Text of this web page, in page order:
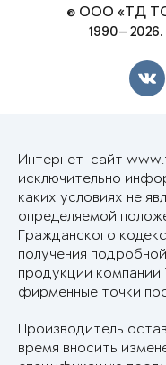
© ООО «ТД
Интернет-сайт
исключительно
каких условиях не
определяемой
Гражданского
получения
продукции
фирменные точки
Производитель
время вносить